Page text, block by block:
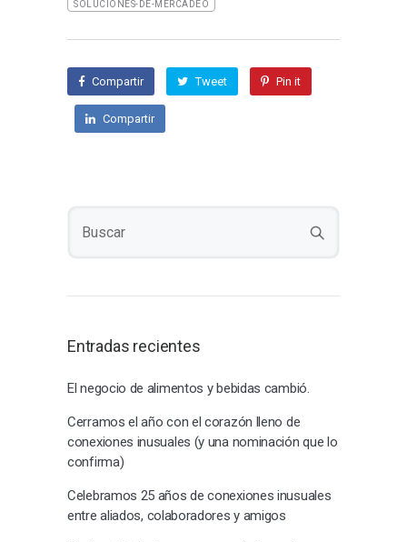
SOLUCIONES-DE-MERCADEO
Compartir Tweet Pin it
Compartir
Entradas recientes
El negocio de alimentos y bebidas cambió.
Cerramos el año con el corazón lleno de
conexiones inusuales (y una nominación que lo
confirma)
Celebramos 25 años de conexiones inusuales
entre aliados, colaboradores y amigos